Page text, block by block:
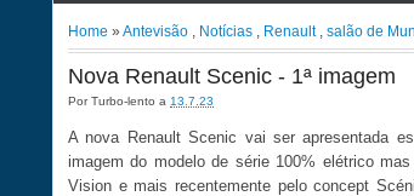
Home » Antevisão , Notícias , Renault, salão de
Nova Renault Scenic - 1ª imagem
PorTurbo-lento a 13.7.23
A nova Renault Scenic vai ser apresentada
imagem do modelo de série 100% elétrico
Vision e mais recentemente pelo concept